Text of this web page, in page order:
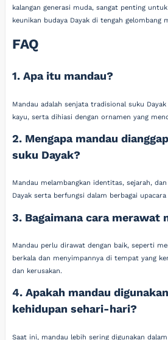
kalangan generasi muda, sangat penting
keunikan budaya Dayak di tengah gelombang
FAQ
1. Apa itu mandau?
Mandau adalah senjata tradisional suku
kayu, serta dihiasi dengan ornamen yang
2. Mengapa mandau
suku Dayak?
Mandau melambangkan identitas, sejarah,
Dayak serta berfungsi dalam berbagai upacara
3. Bagaimana cara merawat
Mandau perlu dirawat dengan baik, seperti
berkala dan menyimpannya di tempat yang
dan kerusakan.
4. Apakah mandau
kehidupan sehari-hari?
Saat ini, mandau lebih sering digunakan